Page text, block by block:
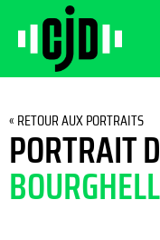
« RETOUR AUX PORTRAITS
PORTRAIT